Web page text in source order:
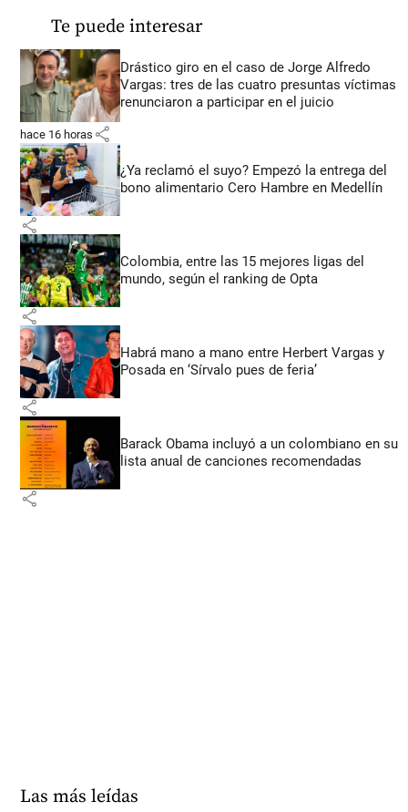
Te puede interesar
Drástico giro en el caso de Jorge Alfredo
Vargas: tres de las cuatro presuntas víctimas
renunciaron a participar en el juicio
hace 16 horas share
¿Ya reclamó el suyo? Empezó la entrega del
bono alimentario Cero Hambre en Medellín
share
Colombia, entre las 15 mejores ligas del
mundo, según el ranking de Opta
share
Habrá mano a mano entre Herbert Vargas y
Posada en ‘Sírvalo pues de feria’
share
Barack Obama incluyó a un colombiano en su
lista anual de canciones recomendadas
share
Las más leídas